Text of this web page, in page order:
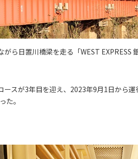
がら日置川橋梁を走る「WEST EXPRESS
ースが3年目を迎え、2023年9月1日から
た。